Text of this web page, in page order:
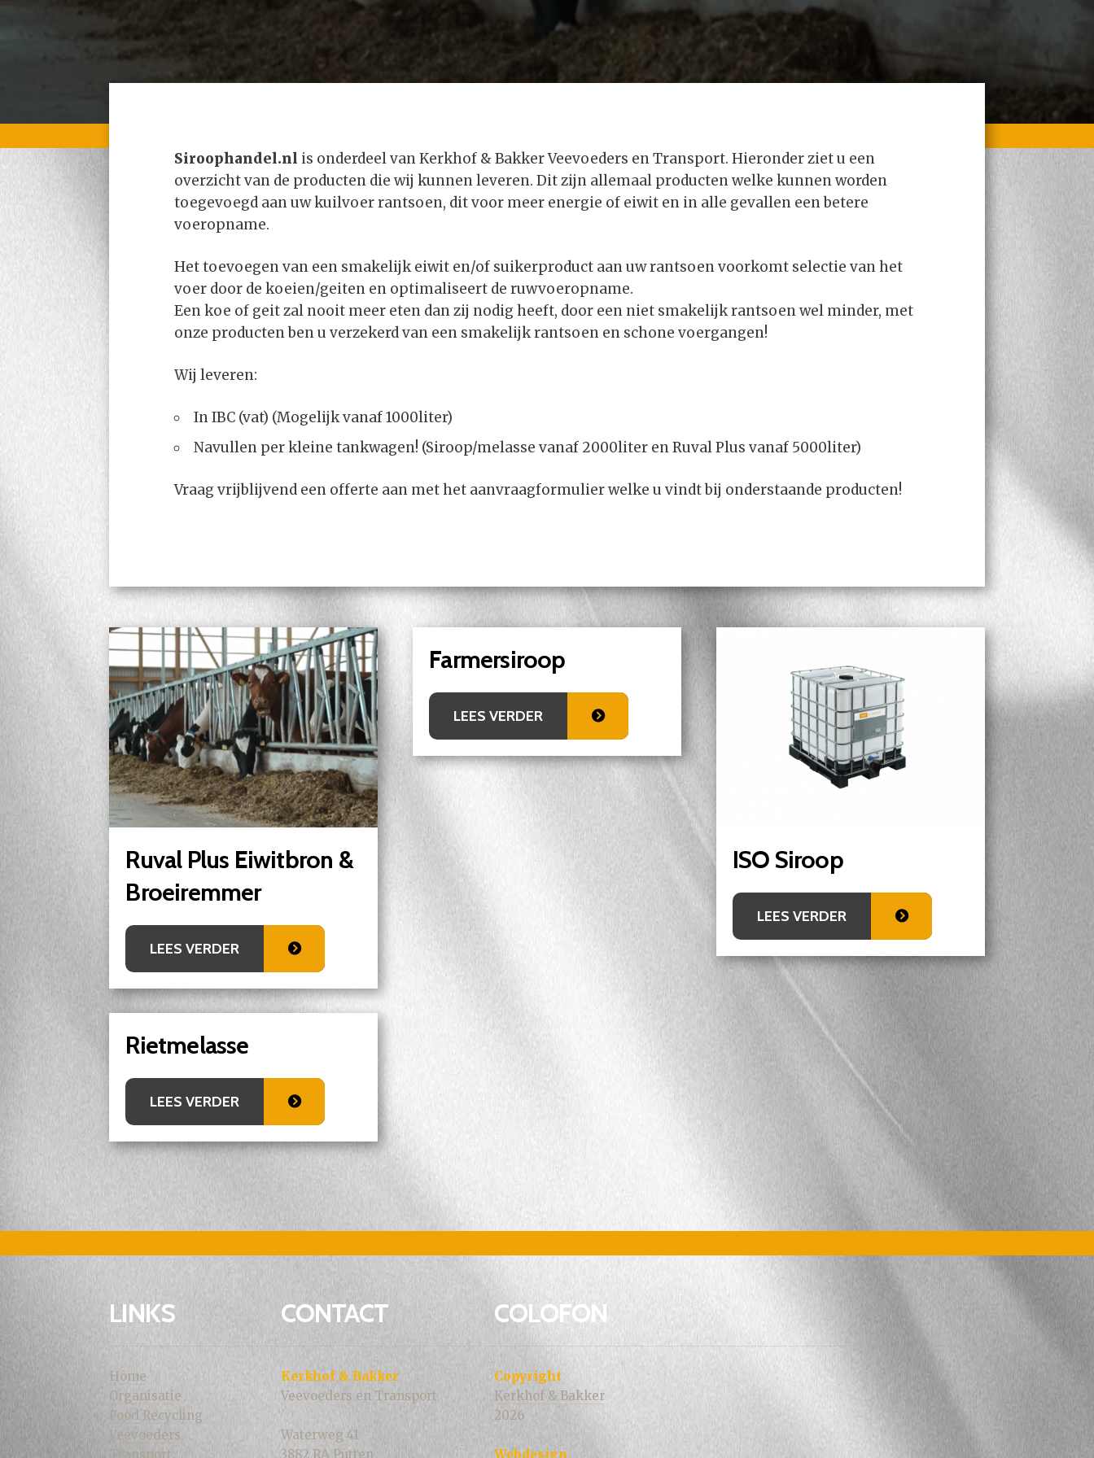
Siroophandel.nl is onderdeel van Kerkhof & Bakker Veevoeders en Transport. Hieronder ziet u een
overzicht van de producten die wij kunnen leveren. Dit zijn allemaal producten welke kunnen worden
toegevoegd aan uw kuilvoer rantsoen, dit voor meer energie of eiwit en in alle gevallen een betere
voeropname.
Het toevoegen van een smakelijk eiwit en/of suikerproduct aan uw rantsoen voorkomt selectie van het
voer door de koeien/geiten en optimaliseert de ruwvoeropname.
Een koe of geit zal nooit meer eten dan zij nodig heeft, door een niet smakelijk rantsoen wel minder, met
onze producten ben u verzekerd van een smakelijk rantsoen en schone voergangen!
Wij leveren:
In IBC (vat) (Mogelijk vanaf 1000liter)
Navullen per kleine tankwagen! (Siroop/melasse vanaf 2000liter en Ruval Plus vanaf 5000liter)
Vraag vrijblijvend een offerte aan met het aanvraagformulier welke u vindt bij onderstaande producten!
Ruval Plus Eiwitbron &
Broeiremmer
LEES VERDER
Farmersiroop
LEES VERDER
ISO Siroop
LEES VERDER
Rietmelasse
LEES VERDER
LINKS
Home
Organisatie
Food Recycling
Veevoeders
Transport
CONTACT
Kerkhof & Bakker
Veevoeders en Transport
Waterweg 41
3882 RA Putten
COLOFON
Copyright
Kerkhof & Bakker
2026
Webdesign